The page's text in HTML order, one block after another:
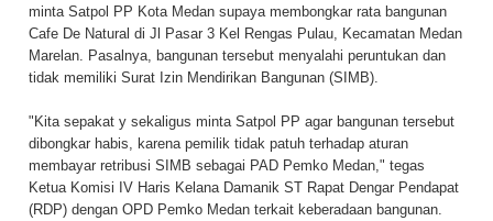
minta Satpol PP Kota Medan supaya membongkar rata bangunan
Cafe De Natural di Jl Pasar 3 Kel Rengas Pulau, Kecamatan Medan
Marelan. Pasalnya, bangunan tersebut menyalahi peruntukan dan
tidak memiliki Surat Izin Mendirikan Bangunan (SIMB).
"Kita sepakat y sekaligus minta Satpol PP agar bangunan tersebut
dibongkar habis, karena pemilik tidak patuh terhadap aturan
membayar retribusi SIMB sebagai PAD Pemko Medan," tegas
Ketua Komisi IV Haris Kelana Damanik ST Rapat Dengar Pendapat
(RDP) dengan OPD Pemko Medan terkait keberadaan bangunan.